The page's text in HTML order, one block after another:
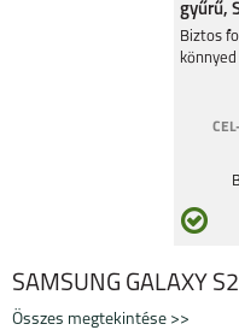
SAMSUNG
S25 ULTRA
A16 5G
gyűrű,
Biztos
SAMSUNG GALAXY
Összes megtekintése >>